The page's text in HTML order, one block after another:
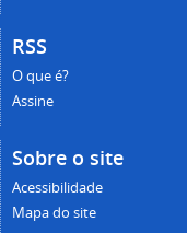
RSS
O que é?
Assine
Sobre o site
Acessibilidade
Mapa do site